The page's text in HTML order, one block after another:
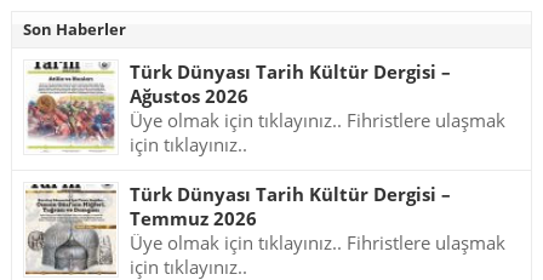
Son Haberler
Türk Dünyası Tarih Kültür Dergisi –
Ağustos 2026
Üye olmak için tıklayınız.. Fihristlere ulaşmak
için tıklayınız..
Türk Dünyası Tarih Kültür Dergisi –
Temmuz 2026
Üye olmak için tıklayınız.. Fihristlere ulaşmak
için tıklayınız..